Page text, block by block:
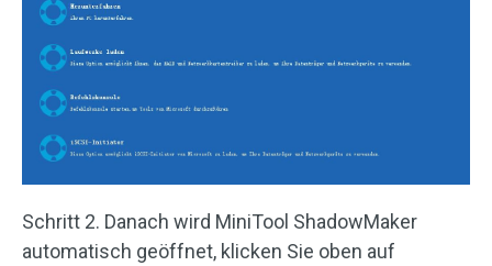
Schritt 2. Danach wird MiniTool ShadowMaker
automatisch geöffnet, klicken Sie oben auf